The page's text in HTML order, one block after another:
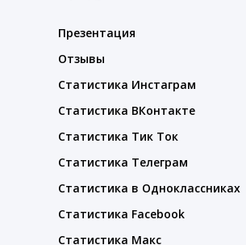
Презентация
Отзывы
Статистика Инстаграм
Статистика ВКонтакте
Статистика Тик Ток
Статистика Телеграм
Статистика в Одноклассниках
Статистика Facebook
Статистика Макс